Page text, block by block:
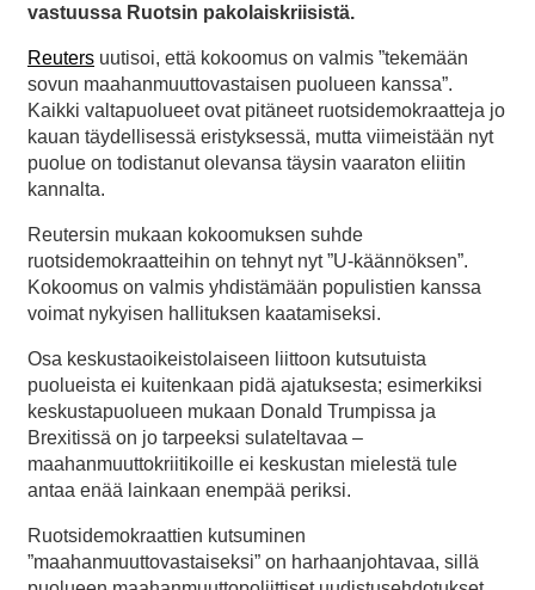
vastuussa Ruotsin pakolaiskriisistä.
Reuters uutisoi, että kokoomus on valmis ”tekemään
sovun maahanmuuttovastaisen puolueen kanssa”.
Kaikki valtapuolueet ovat pitäneet ruotsidemokraatteja jo
kauan täydellisessä eristyksessä, mutta viimeistään nyt
puolue on todistanut olevansa täysin vaaraton eliitin
kannalta.
Reutersin mukaan kokoomuksen suhde
ruotsidemokraatteihin on tehnyt nyt ”U-käännöksen”.
Kokoomus on valmis yhdistämään populistien kanssa
voimat nykyisen hallituksen kaatamiseksi.
Osa keskustaoikeistolaiseen liittoon kutsutuista
puolueista ei kuitenkaan pidä ajatuksesta; esimerkiksi
keskustapuolueen mukaan Donald Trumpissa ja
Brexitissä on jo tarpeeksi sulateltavaa –
maahanmuuttokriitikoille ei keskustan mielestä tule
antaa enää lainkaan enempää periksi.
Ruotsidemokraattien kutsuminen
”maahanmuuttovastaiseksi” on harhaanjohtavaa, sillä